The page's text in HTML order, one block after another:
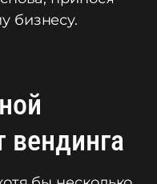
бизнесу.